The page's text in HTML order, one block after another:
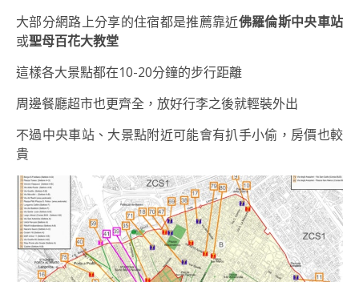
大部分網路上分享的住宿都是推薦靠近佛羅倫斯中央車站
或聖母百花大教堂
這樣各大景點都在10-20分鐘的步行距離
周邊餐廳超市也更齊全，放好行李之後就輕裝外出
不過中央車站、大景點附近可能會有扒手小偷，房價也較
貴